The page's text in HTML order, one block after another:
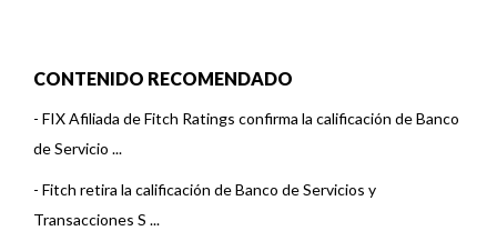
CONTENIDO RECOMENDADO
- FIX Afiliada de Fitch Ratings confirma la calificación de Banco
de Servicio ...
- Fitch retira la calificación de Banco de Servicios y
Transacciones S ...